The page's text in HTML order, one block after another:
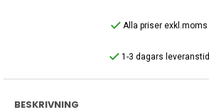
Alla priser exkl.moms
1-3 dagars leveranstid
BESKRIVNING